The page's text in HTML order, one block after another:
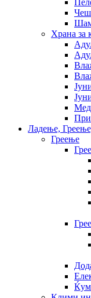
Храна за
Ладење,
Греење